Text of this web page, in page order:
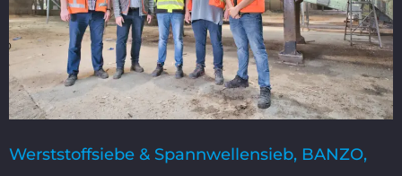
Werststoffsiebe & Spannwellensieb, BANZO,